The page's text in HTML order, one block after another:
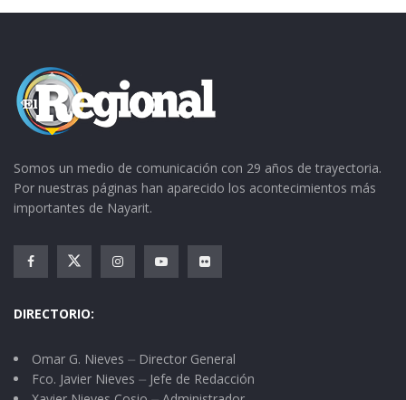
Somos un medio de comunicación con 29 años de trayectoria.
Por nuestras páginas han aparecido los acontecimientos más
importantes de Nayarit.
DIRECTORIO:
Omar G. Nieves ⏤ Director General
Fco. Javier Nieves ⏤ Jefe de Redacción